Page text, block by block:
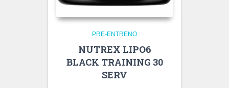
PRE-ENTRENO
NUTREX LIPO6
BLACK TRAINING 30
SERV